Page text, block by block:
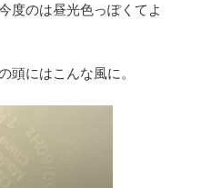
度のは昼光色っぽくてよ
頭にはこんな風に。